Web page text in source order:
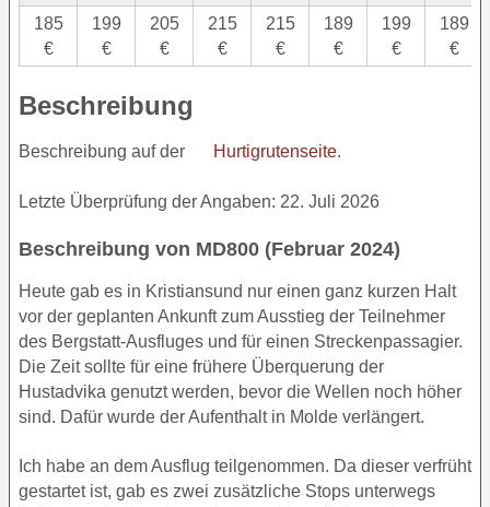
185
€
199
€
205
€
215
€
215
€
189
€
199
€
189
€
Beschreibung
Beschreibung auf der Hurtigrutenseite.
Letzte Überprüfung der Angaben: 22. Juli 2026
Beschreibung von MD800 (Februar 2024)
Heute gab es in Kristiansund nur einen ganz kurzen Halt
vor der geplanten Ankunft zum Ausstieg der Teilnehmer
des Bergstatt-Ausfluges und für einen Streckenpassagier.
Die Zeit sollte für eine frühere Überquerung der
Hustadvika genutzt werden, bevor die Wellen noch höher
sind. Dafür wurde der Aufenthalt in Molde verlängert.
Ich habe an dem Ausflug teilgenommen. Da dieser verfrüht
gestartet ist, gab es zwei zusätzliche Stops unterwegs